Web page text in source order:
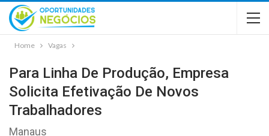
Home Vagas
Para Linha De Produção, Empresa
Solicita Efetivação De Novos
Trabalhadores
Manaus